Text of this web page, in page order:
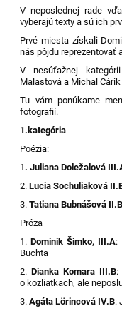
V neposlednej rade
vyberajú texty a sú ich
Prvé miesta získali
nás pôjdu reprezentovať
V nesúťažnej
Malastová a Michal Cárik
Tu vám ponúkame
fotografií.
1.kategória
Poézia:
1 . Juliana Doležalová
2.Lucia Sochuliaková
3.Tatiana Bubnášová II.B
Próza
1.Dominik Šimko, III.A:
Buchta
2.Dianka Komara III.B:
o kozliatkach, ale
3.Agáta Lörincová IV.B: